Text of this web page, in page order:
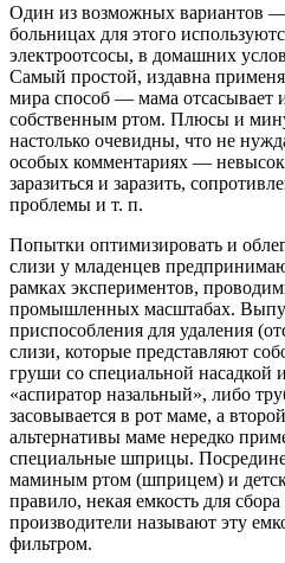
Один из возможных вариантов
больницах для этого
электроотсосы, в домашних
Самый простой, издавна
мира способ — мама отсасывает
собственным ртом. Плюсы и
настолько очевидны, что не
особых комментариях —
заразиться и заразить,
проблемы и т. п.
Попытки оптимизировать и
слизи у младенцев
рамках экспериментов,
промышленных масштабах.
приспособления для удаления
слизи, которые представляют
груши со специальной насадкой
«аспиратор назальный», либо
засовывается в рот маме, а
альтернативы маме нередко
специальные шприцы.
маминым ртом (шприцем) и
правило, некая емкость для
производители называют эту
фильтром.